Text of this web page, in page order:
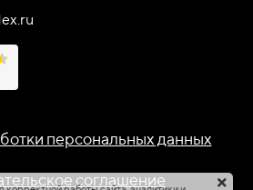
персональных данных
соглашение